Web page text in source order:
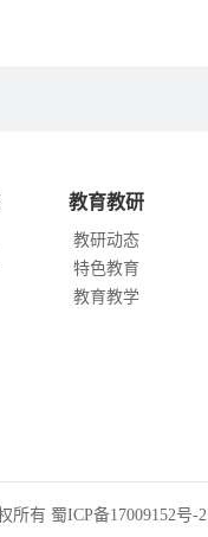
教育教研
教研动态
特色教育
教育教学
所有 蜀ICP备17009152号-2